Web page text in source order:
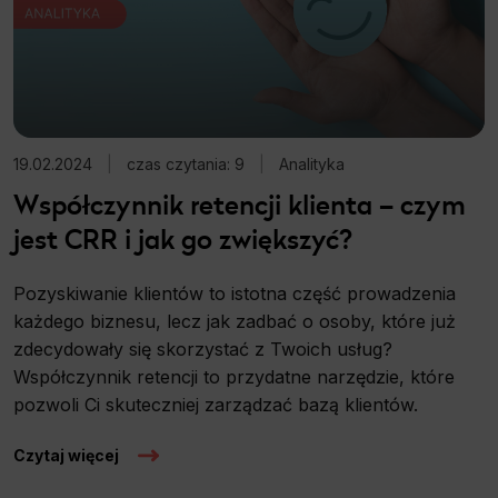
Scope responsible for displaying personalized ads that may be of interest to the user based on browsing history and habits
19.02.2024 czas czytania: 9 Analityka
Współczynnik retencji klienta – czym
jest CRR i jak go zwiększyć?
Pozyskiwanie klientów to istotna część prowadzenia
każdego biznesu, lecz jak zadbać o osoby, które już
zdecydowały się skorzystać z Twoich usług?
Współczynnik retencji to przydatne narzędzie, które
pozwoli Ci skuteczniej zarządzać bazą klientów.
Czytaj więcej